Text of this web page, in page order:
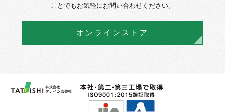
ことでもお気軽にお問い合わせください。
オンラインストア